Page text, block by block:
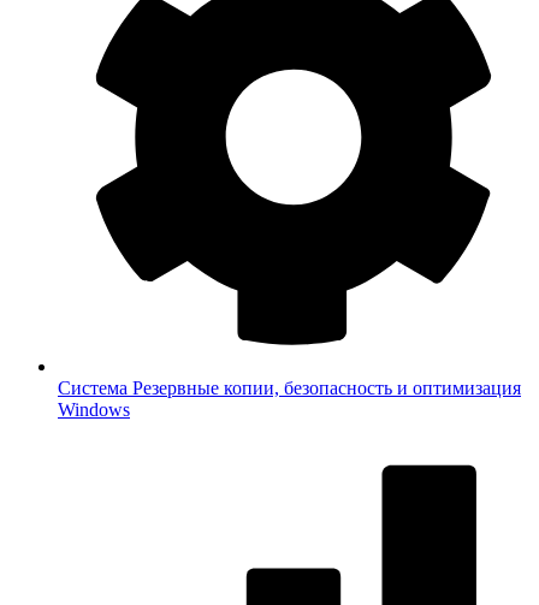
Система Резервные копии, безопасность и оптимизация
Windows